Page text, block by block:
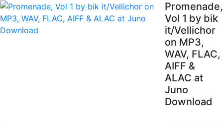
Promenade,
Vol 1 by bik
it/Vellichor
on MP3,
WAV, FLAC,
AIFF &
ALAC at
Juno
Download